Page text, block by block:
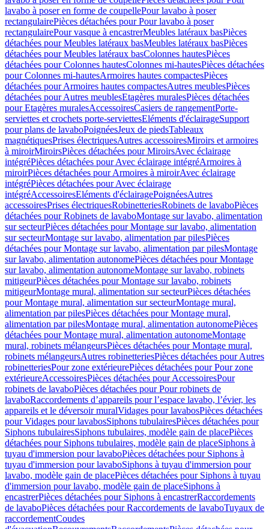
lavabo à poser en forme de coupellePour lavabo à poser
rectangulairePièces détachées pour Pour lavabo à poser
rectangulairePour vasque à encastrerMeubles latéraux basPièces
détachées pour Meubles latéraux basMeubles latéraux basPièces
détachées pour Meubles latéraux basColonnes hautesPièces
détachées pour Colonnes hautesColonnes mi-hautesPièces détachées
pour Colonnes mi-hautesArmoires hautes compactesPièces
détachées pour Armoires hautes compactesAutres meublesPièces
détachées pour Autres meublesEtagères muralesPièces détachées
pour Etagères muralesAccessoiresCasiers de rangementPorte-
serviettes et crochets porte-serviettesEléments d'éclairageSupport
pour plans de lavaboPoignéesJeux de piedsTableaux
magnétiquesPrises électriquesAutres accessoiresMiroirs et armoires
à miroirMiroirsPièces détachées pour MiroirsAvec éclairage
intégréPièces détachées pour Avec éclairage intégréArmoires à
miroirPièces détachées pour Armoires à miroirAvec éclairage
intégréPièces détachées pour Avec éclairage
intégréAccessoiresEléments d'éclairagePoignéesAutres
accessoiresPrises électriquesRobinetteriesRobinets de lavaboPièces
détachées pour Robinets de lavaboMontage sur lavabo, alimentation
sur secteurPièces détachées pour Montage sur lavabo, alimentation
sur secteurMontage sur lavabo, alimentation par pilesPièces
détachées pour Montage sur lavabo, alimentation par pilesMontage
sur lavabo, alimentation autonomePièces détachées pour Montage
sur lavabo, alimentation autonomeMontage sur lavabo, robinets
mitigeurPièces détachées pour Montage sur lavabo, robinets
mitigeurMontage mural, alimentation sur secteurPièces détachées
pour Montage mural, alimentation sur secteurMontage mural,
alimentation par pilesPièces détachées pour Montage mural,
alimentation par pilesMontage mural, alimentation autonomePièces
détachées pour Montage mural, alimentation autonomeMontage
mural, robinets mélangeursPièces détachées pour Montage mural,
robinets mélangeursAutres robinetteriesPièces détachées pour Autres
robinetteriesPour zone extérieurePièces détachées pour Pour zone
extérieureAccessoiresPièces détachées pour AccessoiresPour
robinets de lavaboPièces détachées pour Pour robinets de
lavaboRaccordements d’appareils pour l’espace lavabo, l’évier, les
appareils et le déversoir muralVidages pour lavabosPièces détachées
pour Vidages pour lavabosSiphons tubulairesPièces détachées pour
Siphons tubulairesSiphons tubulaires, modèle gain de placePièces
détachées pour Siphons tubulaires, modèle gain de placeSiphons à
tuyau d'immersion pour lavaboPièces détachées pour Siphons à
tuyau d'immersion pour lavaboSiphons à tuyau d'immersion pour
lavabo, modèle gain de placePièces détachées pour Siphons à tuyau
d'immersion pour lavabo, modèle gain de placeSiphons à
encastrerPièces détachées pour Siphons à encastrerRaccordements
de lavaboPièces détachées pour Raccordements de lavaboTuyaux de
raccordementCoudes